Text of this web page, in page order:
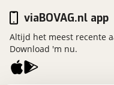
viaBOVAG.nl app
Altijd het meest recente
Download 'm nu.